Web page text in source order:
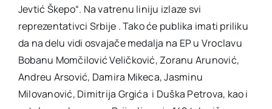
Jevtić Škepo“. Na vatrenu liniju izlaze svi
reprezentativci Srbije . Tako će publika imati priliku
da na delu vidi osvajače medalja na EP u Vroclavu
Bobanu Momčilović Veličković, Zoranu Arunović,
Andreu Arsović, Damira Mikeca, Jasminu
Milovanović, Dimitrija Grgića i Duška Petrova, kao i